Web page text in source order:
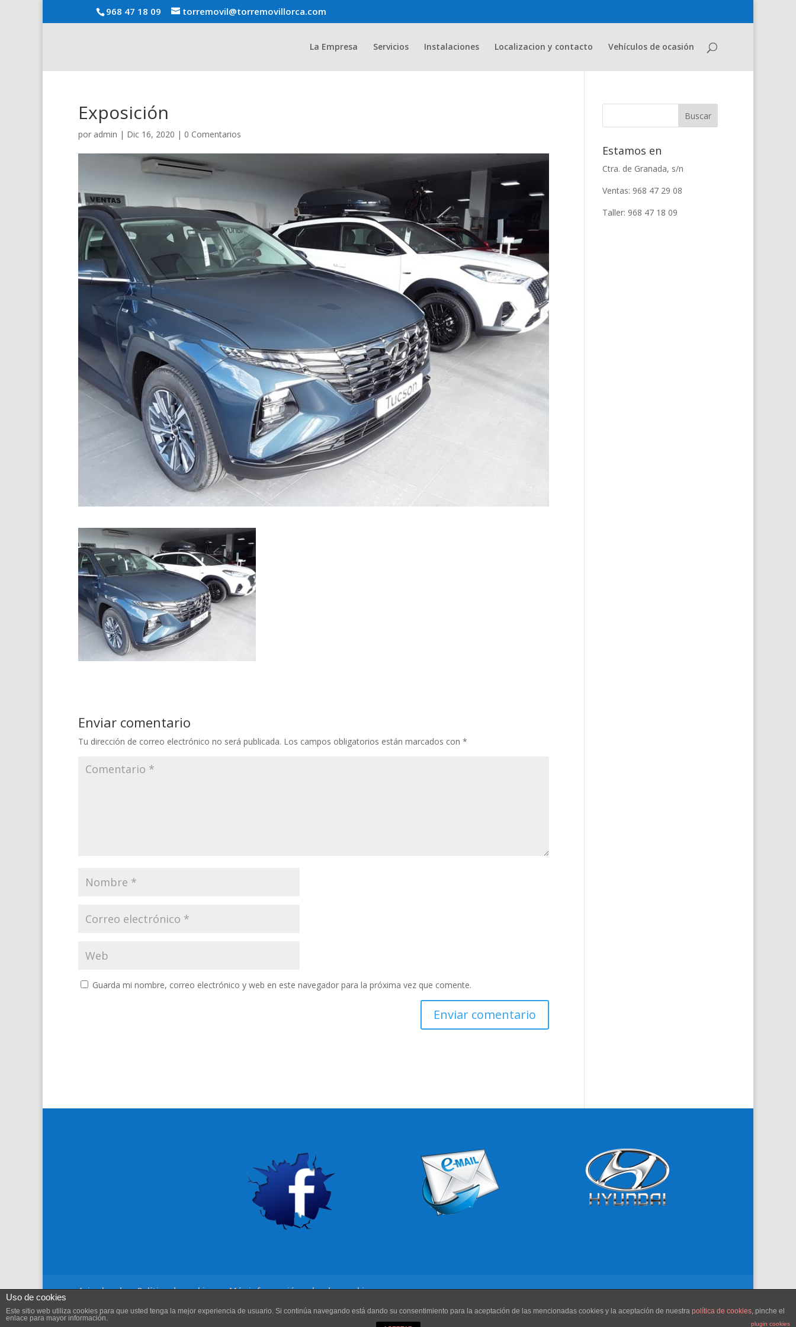
968 47 18 09 torremovil@torremovillorca.com
La Empresa Servicios Instalaciones Localizacion y contacto Vehículos de ocasión
Exposición
por admin | Dic 16, 2020 | 0 Comentarios
Enviar comentario
Tu dirección de correo electrónico no será publicada. Los campos obligatorios están marcados con *
Guarda mi nombre, correo electrónico y web en este navegador para la próxima vez que comente.
Estamos en
Ctra. de Granada, s/n
Ventas: 968 47 29 08
Taller: 968 47 18 09
Aviso legal Política de cookies Más información sobre las cookies
(c) 2018-2025 Torremóvil Lorca SCL.
Uso de cookies
Este sitio web utiliza cookies para que usted tenga la mejor experiencia de usuario. Si continúa navegando está dando su consentimiento para la aceptación de las mencionadas cookies y la aceptación de nuestra política de cookies, pinche el
enlace para mayor información.
plugin cookies